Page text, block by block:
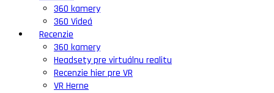
360 kamery
360 Videá
Recenzie
360 kamery
Headsety pre virtuálnu realitu
Recenzie hier pre VR
VR Herne